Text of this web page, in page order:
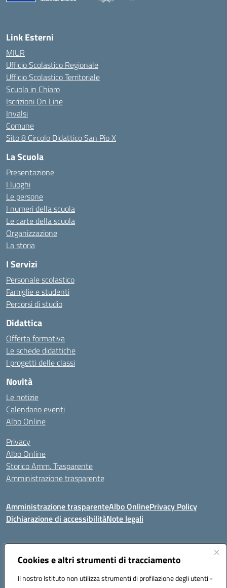
Cookies e altri strumenti di tracciamento
Il nostro Istituto non utilizza strumenti di profilazione degli utenti -
— Visita la pagina iniziale della scuola
Link Esterni
MIUR
Ufficio Scolastico Regionale
Ufficio Scolastico Territoriale
Scuola in Chiaro
Iscrizioni On Line
Invalsi
Comune
Sito 8 Circolo Didattico San Pio X
La Scuola
Presentazione
I luoghi
Le persone
I numeri della scuola
Le carte della scuola
Organizzazione
La storia
I Servizi
Personale scolastico
Famiglie e studenti
Percorsi di studio
Didattica
Offerta formativa
Le schede didattiche
I progetti delle classi
Novità
Le notizie
Calendario eventi
Albo Online
Privacy
Albo Online
Storico Amm. Trasparente
Amministrazione trasparente
Amministrazione trasparenteAlbo OnlinePrivacy Policy
Dichiarazione di accessibilitàNote legali
Indirizzo:Via Mastelloni - Viale Colombo 71121 Foggia
Posta elettronica certificata (PEC):fgic885004@pec.istruzione.it